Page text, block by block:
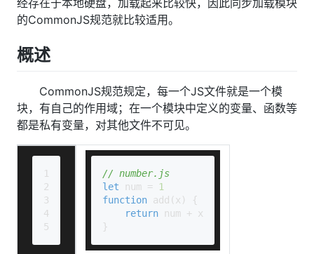
的CommonJS规范就比较适用。
概述
CommonJS规范规定，每一个JS文件就是一个模
块，有自己的作用域；在一个模块中定义的变量、函数等
都是私有变量，对其他文件不可见。
1
2
3
4
5
// number.js
let num = 1
function add (x ) {
return num + x
}